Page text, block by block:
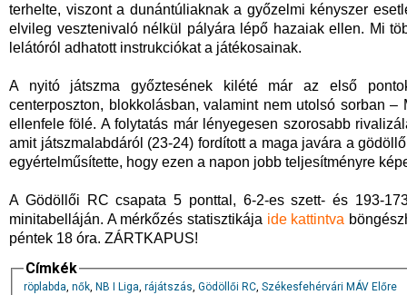
terhelte, viszont a dunántúliaknak a győzelmi kényszer
elvileg vesztenivaló nélkül pályára lépő hazaiak ellen. Mi
lelátóról adhatott instrukciókat a játékosainak.
A nyitó játszma győztesének kilété már az első
centerposzton, blokkolásban, valamint nem utolsó sorban
ellenfele fölé. A folytatás már lényegesen szorosabb
amit játszmalabdáról (23-24) fordított a maga javára a
egyértelműsítette, hogy ezen a napon jobb teljesítményre
A Gödöllői RC csapata 5 ponttal, 6-2-es szett- és 193-
minitabelláján. A mérkőzés statisztikája ide kattintva
péntek 18 óra. ZÁRTKAPUS!
Címkék
röplabda, nők, NB I Liga, rájátszás, Gödöllői RC, Székesfehérvári MÁV Előre